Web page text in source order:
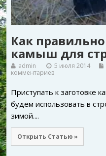
Как
камыш для
admin 5 июля 2014
комментариев
Приступать к заготовке
будем использовать в
зимой....
Открыть Статью »